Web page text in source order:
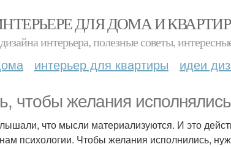
ДЛЯ ДОМА И
интерьера, полезные советы,
интерьер для квартиры идеи
чтобы желания
что мысли материализуются. И это
психологии. Чтобы желания исполнились,